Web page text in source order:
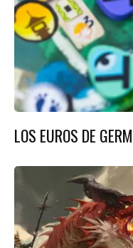
LOS EUROS DE